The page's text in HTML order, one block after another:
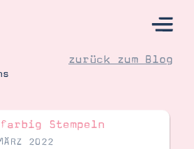
zurück zum Blog
Stempeln
2022